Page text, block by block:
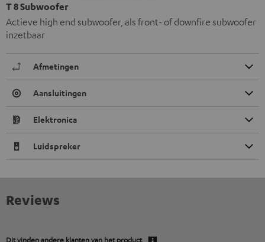
T 8 Subwoofer
Actieve high end subwoofer, als front- of downfire subwoofer
inzetbaar
Afmetingen
Aansluitingen
Elektronica
Luidspreker
Reviews
Dit vinden andere klanten van het product